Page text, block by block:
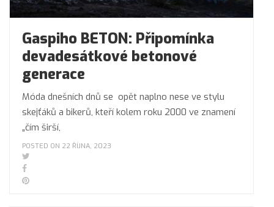
Gaspiho BETON: Připomínka
devadesátkové betonové
generace
Móda dnešních dnů se opět naplno nese ve stylu
skejťáků a bikerů, kteří kolem roku 2000 ve znamení
„čím širší,
POSTED ON 22 ŘÍJNA, 2023